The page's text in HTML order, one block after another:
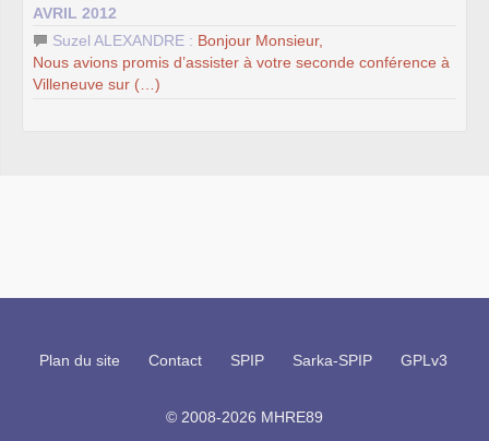
AVRIL 2012
Suzel ALEXANDRE : Bonjour Monsieur,
Nous avions promis d’assister à votre seconde conférence à
Villeneuve sur (…)
Plan du site Contact SPIP Sarka-SPIP GPLv3
© 2008-2026 MHRE89